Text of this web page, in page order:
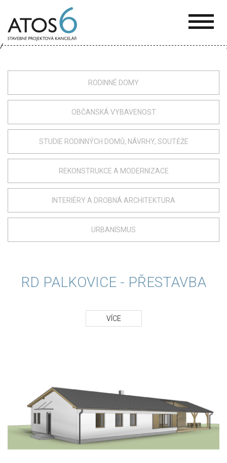
6
RODINNÉ DOMY
OBČANSKÁ VYBAVENOST
STUDIE RODINNÝCH DOMŮ, NÁVRHY, SOUTĚŽE
REKONSTRUKCE A MODERNIZACE
INTERIÉRY A DROBNÁ ARCHITEKTURA
URBANISMUS
RD PALKOVICE - PŘESTAVBA
VÍCE